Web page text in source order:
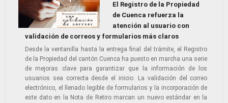
El Registro de la Propiedad
de Cuenca refuerza la
atención al usuario con
validación de correos y formularios más claros
Desde la ventanilla hasta la entrega final del trámite, el Registro
de la Propiedad del cantón Cuenca ha puesto en marcha una serie
de mejoras clave para garantizar que la información de los
usuarios sea correcta desde el inicio. La validación del correo
electrónico, el llenado legible de formularios y la incorporación de
este dato en la Nota de Retiro marcan un nuevo estándar en la